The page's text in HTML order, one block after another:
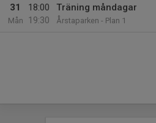
31
Mån
18:00
19:30
Träning måndagar
Årstaparken - Plan 1